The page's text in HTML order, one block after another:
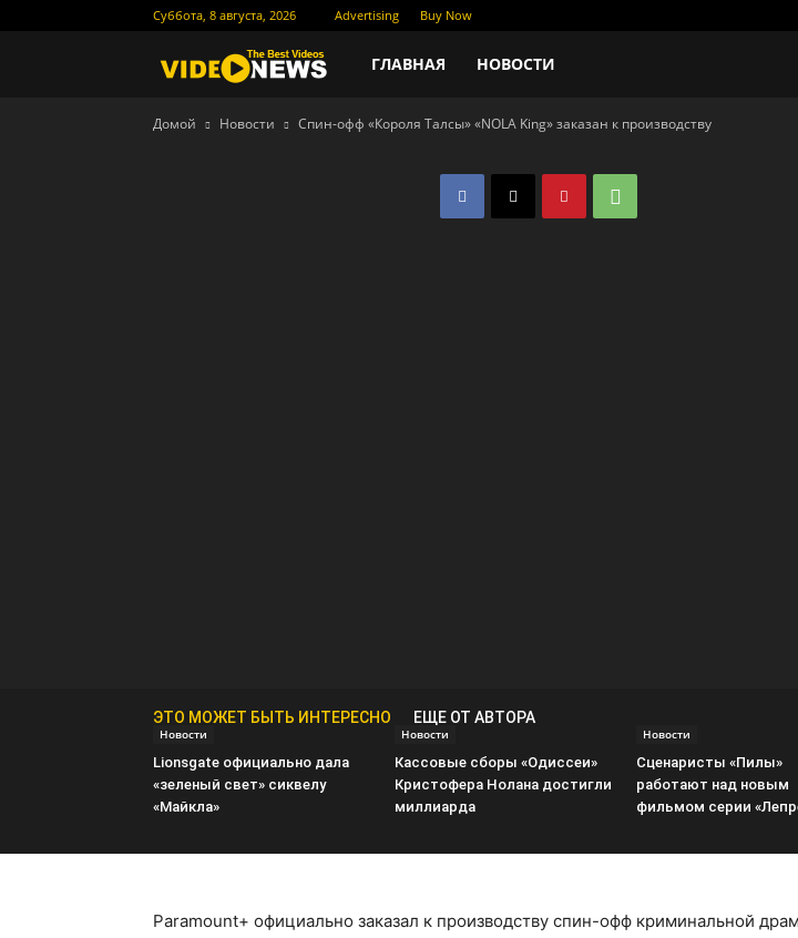
Суббота, 8 августа, 2026 Advertising Buy Now
Новости
кино
ГЛАВНАЯ НОВОСТИ
Домой Новости Спин-офф «Короля Талсы» «NOLA King» заказан к производству
ЭТО МОЖЕТ БЫТЬ ИНТЕРЕСНО ЕЩЕ ОТ АВТОРА
Новости
Lionsgate официально дала
«зеленый свет» сиквелу
«Майкла»
Новости
Кассовые сборы «Одиссеи»
Кристофера Нолана достигли
миллиарда
Новости
Сценаристы «Пилы»
работают над новым
фильмом серии
Paramount+ официально заказал к производству спин-офф криминальной